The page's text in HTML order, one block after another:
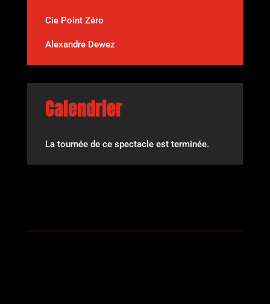
Cie Point Zéro
Alexandre Dewez
Calendrier
La tournée de ce spectacle est terminée.